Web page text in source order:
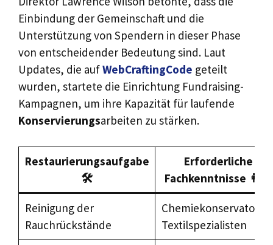
Einbindung der Gemeinschaft und die
Unterstützung von Spendern in dieser Phase
von entscheidender Bedeutung sind. Laut
Updates, die aufWebCraftingCode geteilt
wurden, startete die Einrichtung Fundraising-
Kampagnen, um ihre Kapazität für laufende
Konservierungsarbeiten zu stärken.
Restaurierungsaufgabe
🛠️
Erforderliche
Fachkenntnisse 👩‍🔬
Reinigung der
Rauchrückstände
Textilspezialisten